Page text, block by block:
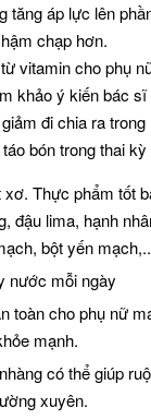
tăng áp lực lên
chạp hơn.
vitamin cho phụ
khảo ý kiến bác
đi chia ra trong
bón trong thai kỳ
Thực phẩm tốt
đậu lima, hạnh
bột yến
nước mỗi ngày
toàn cho phụ nữ
mạnh.
có thể giúp
xuyên.